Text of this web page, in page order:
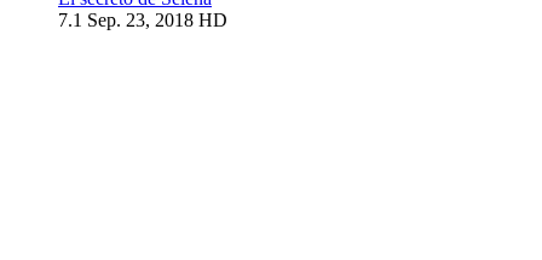
7.1 Sep. 23, 2018 HD